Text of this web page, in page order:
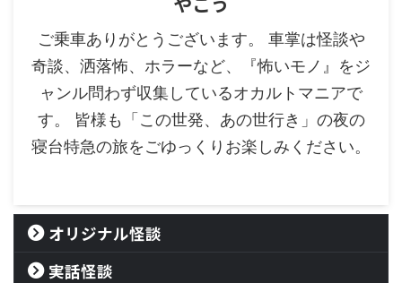
ご乗車ありがとうございます。 車掌は怪談や
奇談、洒落怖、ホラーなど、『怖いモノ』をジ
ャンル問わず収集しているオカルトマニアで
す。 皆様も「この世発、あの世行き」の夜の
寝台特急の旅をごゆっくりお楽しみください。
オリジナル怪談
実話怪談